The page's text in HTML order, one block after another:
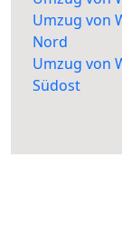
Umzug von
Nord
Umzug von
Südost